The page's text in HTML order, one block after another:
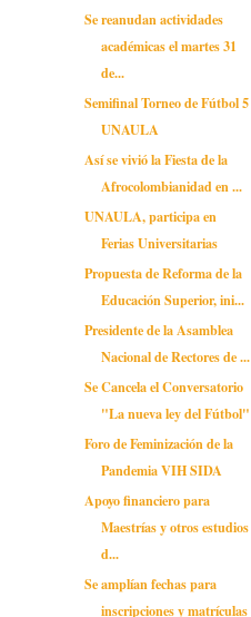
Se reanudan actividades
académicas el martes 31
de...
Semifinal Torneo de Fútbol 5
UNAULA
Así se vivió la Fiesta de la
Afrocolombianidad en ...
UNAULA, participa en
Ferias Universitarias
Propuesta de Reforma de la
Educación Superior, ini...
Presidente de la Asamblea
Nacional de Rectores de ...
Se Cancela el Conversatorio
"La nueva ley del Fútbol"
Foro de Feminización de la
Pandemia VIH SIDA
Apoyo financiero para
Maestrías y otros estudios
d...
Se amplían fechas para
inscripciones y matrículas